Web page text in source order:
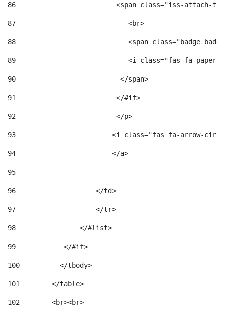
86
<span class="iss-attach-
87
                            <br>
88
<span class="badge
89
<i class="fas fa-
90
</
91
</
92
                         </p>
93
<i class="fas fa-arrow-
94
                        </a>
95
96
                    </td>
97
                    </tr>
98
                </#list>
99
            </#if>
100
          </tbody>
101
        </table>
102
        <br><br>